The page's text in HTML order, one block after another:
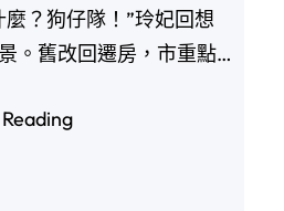
麼？狗仔隊！”玲妃回想
。舊改回遷房，市重點